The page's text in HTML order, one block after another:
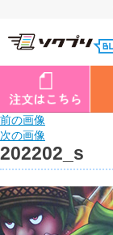
前の画像
次の画像
202202_s